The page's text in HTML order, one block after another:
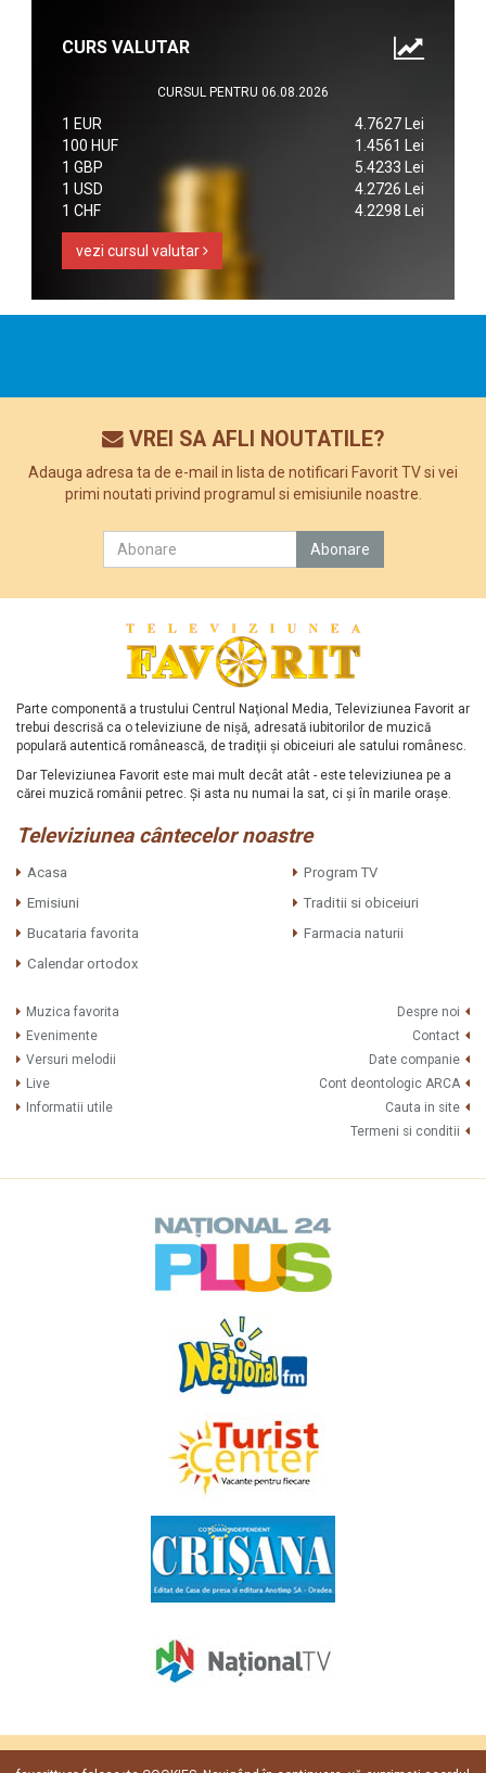
CURS VALUTAR
CURSUL PENTRU 06.08.2026
1 EUR
4.7627 Lei
100 HUF
1.4561 Lei
1 GBP
5.4233 Lei
1 USD
4.2726 Lei
1 CHF
4.2298 Lei
vezi cursul valutar
VREI SA AFLI NOUTATILE?
Adauga adresa ta de e-mail in lista de notificari Favorit TV si vei
primi noutati privind programul si emisiunile noastre.
Parte componentă a trustului Centrul Naţional Media, Televiziunea Favorit ar
trebui descrisă ca o televiziune de nişă, adresată iubitorilor de muzică
populară autentică românească, de tradiţii şi obiceiuri ale satului românesc.
Dar Televiziunea Favorit este mai mult decât atât - este televiziunea pe a
cărei muzică românii petrec. Şi asta nu numai la sat, ci şi în marile oraşe.
Televiziunea cântecelor noastre
Acasa
Program TV
Emisiuni
Traditii si obiceiuri
Bucataria favorita
Farmacia naturii
Calendar ortodox
Muzica favorita
Evenimente
Versuri melodii
Live
Informatii utile
Despre noi
Contact
Date companie
Cont deontologic ARCA
Cauta in site
Termeni si conditii